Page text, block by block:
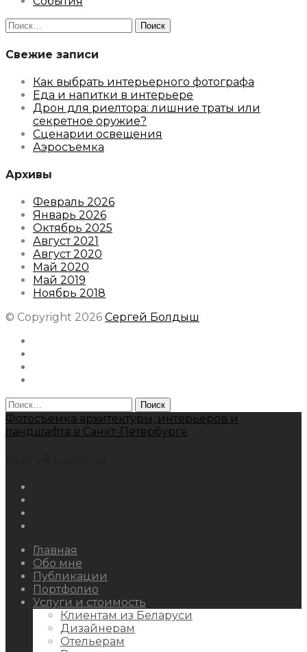
Найти:
Свежие записи
Как выбрать интерьерного фотографа
Еда и напитки в интерьере
Дрон для риелтора: лишние траты или
секретное оружие?
Сценарии освещения
Аэросъемка
Архивы
Февраль 2026
Январь 2026
Октябрь 2025
Август 2021
Август 2020
Май 2020
Май 2019
Ноябрь 2018
© Copyright 2026 Сергей Болдыш
Найти:
Фотосъемка архитектуры, интерьеров и
ландшафта в Санкт-Петербурге
Главная
Обо мне
Публикации
Портфолио
Услуги и стоимость
Клиентам из Беларуси
Дизайнерам
Отельерам